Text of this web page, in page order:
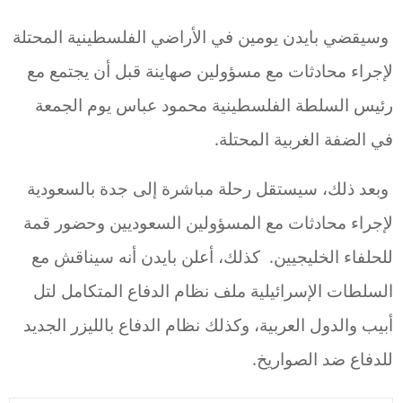
وسيقضي بايدن يومين في الأراضي الفلسطينية المحتلة
لإجراء محادثات مع مسؤولين صهاينة قبل أن يجتمع مع
رئيس السلطة الفلسطينية محمود عباس يوم الجمعة
في الضفة الغربية المحتلة.
وبعد ذلك، سيستقل رحلة مباشرة إلى جدة بالسعودية
لإجراء محادثات مع المسؤولين السعوديين وحضور قمة
للحلفاء الخليجيين. كذلك، أعلن بايدن أنه سيناقش مع
السلطات الإسرائيلية ملف نظام الدفاع المتكامل لتل
أبيب والدول العربية، وكذلك نظام الدفاع بالليزر الجديد
للدفاع ضد الصواريخ.